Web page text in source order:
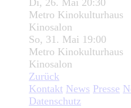
Di, 26. Mai 20:30
Metro Kinokulturhaus
Kinosalon
So, 31. Mai 19:00
Metro Kinokulturhaus
Kinosalon
Zurück
Kontakt News Presse
Datenschutz